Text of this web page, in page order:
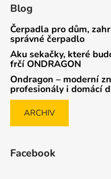
Blog
Čerpadla pro dům,
správné čerpadlo
Aku sekačky, které
frčí ONDRAGON
Ondragon – moderní
profesionály i domácí
ARCHIV
Facebook